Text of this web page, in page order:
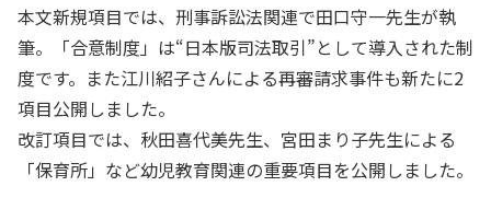
本文新規項目では、刑事訴訟法関連で田口守一先生が執
筆。「合意制度」は“日本版司法取引”として導入された制
度です。また江川紹子さんによる再審請求事件も新たに2
項目公開しました。
改訂項目では、秋田喜代美先生、宮田まり子先生による
「保育所」など幼児教育関連の重要項目を公開しました。